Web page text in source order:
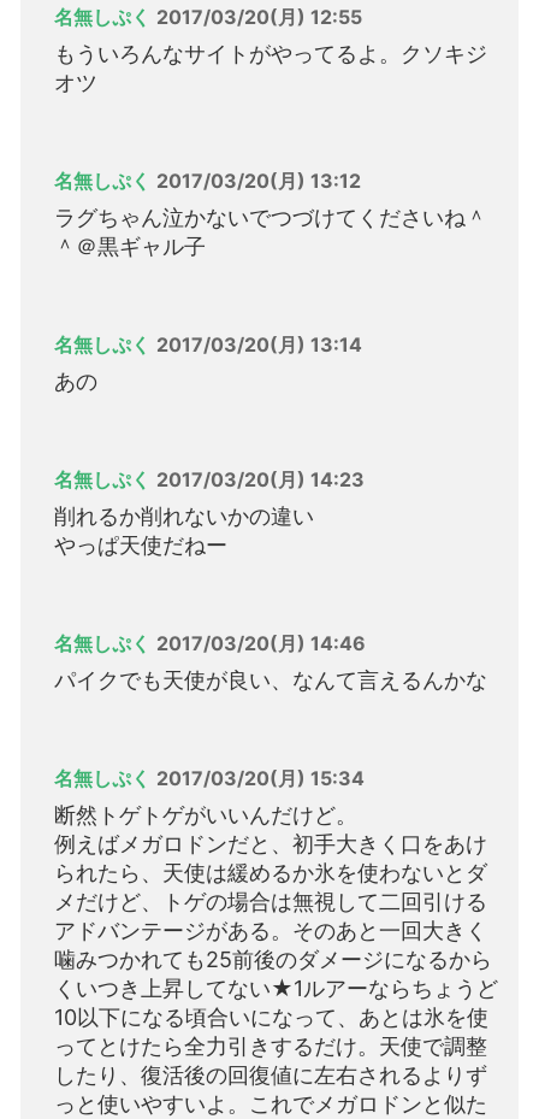
名無しぷく 2017/03/20(月) 12:55
もういろんなサイトがやってるよ。クソキジ
オツ
名無しぷく 2017/03/20(月) 13:12
ラグちゃん泣かないでつづけてくださいね＾
＾＠黒ギャル子
名無しぷく 2017/03/20(月) 13:14
あの
名無しぷく 2017/03/20(月) 14:23
削れるか削れないかの違い
やっぱ天使だねー
名無しぷく 2017/03/20(月) 14:46
パイクでも天使が良い、なんて言えるんかな
名無しぷく 2017/03/20(月) 15:34
断然トゲトゲがいいんだけど。
例えばメガロドンだと、初手大きく口をあけ
られたら、天使は緩めるか氷を使わないとダ
メだけど、トゲの場合は無視して二回引ける
アドバンテージがある。そのあと一回大きく
噛みつかれても25前後のダメージになるから
くいつき上昇してない★1ルアーならちょうど
10以下になる頃合いになって、あとは氷を使
ってとけたら全力引きするだけ。天使で調整
したり、復活後の回復値に左右されるよりず
っと使いやすいよ。これでメガロドンと似た